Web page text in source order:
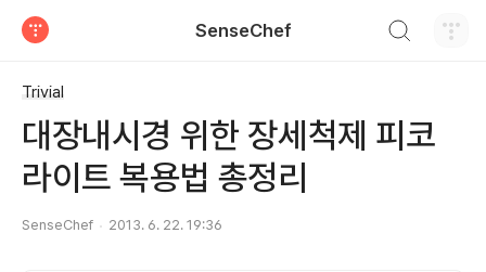
SenseChef
Trivial
대장내시경 위한 장세척제 피코
라이트 복용법 총정리
SenseChef 2013. 6. 22. 19:36